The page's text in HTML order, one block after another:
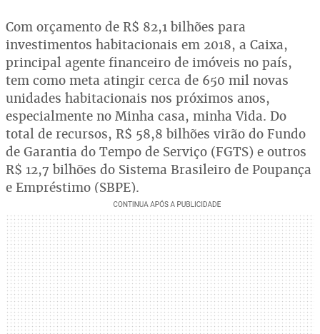
Com orçamento de R$ 82,1 bilhões para
investimentos habitacionais em 2018, a Caixa,
principal agente financeiro de imóveis no país,
tem como meta atingir cerca de 650 mil novas
unidades habitacionais nos próximos anos,
especialmente no Minha casa, minha Vida. Do
total de recursos, R$ 58,8 bilhões virão do Fundo
de Garantia do Tempo de Serviço (FGTS) e outros
R$ 12,7 bilhões do Sistema Brasileiro de Poupança
e Empréstimo (SBPE).